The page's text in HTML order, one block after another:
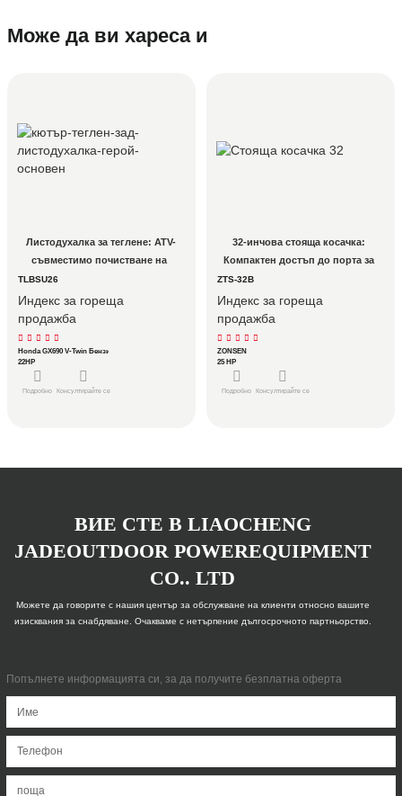
Може да ви хареса и
Листодухалка за теглене: ATV-
съвместимо почистване на
отломки на големи площи за
TLBSU26
Индекс за гореща
продажба
Honda GX690 V-Twin Бензин
22HP
Подробно Консултирайте се
32-инчова стояща косачка:
Компактен достъп до порта за
операции с флот в имоти с
ZTS-32B
Индекс за гореща
продажба
ZONSEN
25 HP
Подробно Консултирайте се
ВИЕ СТЕ В LIAOCHENG
JADEOUTDOOR POWEREQUIPMENT
CO.. LTD
Можете да говорите с нашия център за обслужване на клиенти относно вашите
изисквания за снабдяване. Очакваме с нетърпение дългосрочното партньорство.
Попълнете информацията си, за да получите безплатна оферта